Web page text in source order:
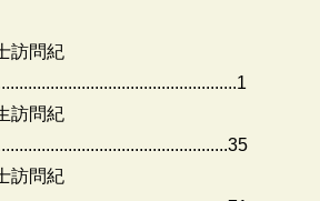
訪問紀
訪問紀
訪問紀